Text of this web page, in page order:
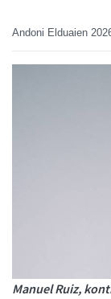
Andoni Elduaien
Manuel Ruiz,